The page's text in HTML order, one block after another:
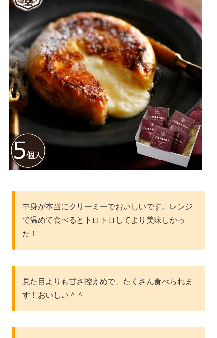
中身が本当にクリーミーでおいしいです。レンジ
で温めて食べるとトロトロしてより美味しかっ
た！
見た目よりも甘さ控えめで、たくさん食べられま
す！おいしい＾＾